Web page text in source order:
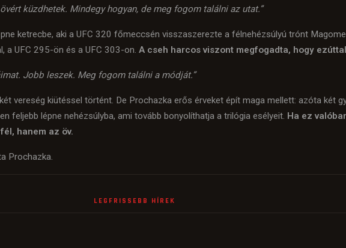
küzdhetek. Mindegy hogyan, de meg fogom találni az utat.”
ketrecbe, aki a UFC 320 főmeccsén visszaszerezte a félnehézsúlyú trónt
a UFC 295-ön és a UFC 303-on. A cseh harcos viszont megfogadta, hogy
Jobb leszek. Meg fogom találni a módját.”
vereség kiütéssel történt. De Prochazka erős érveket épít maga mellett: azóta két
feljebb lépne nehézsúlyba, ami tovább bonyolíthatja a trilógia esélyeit. Ha ez
hanem az öv.
Prochazka.
LEGFRISSEBB HÍREK